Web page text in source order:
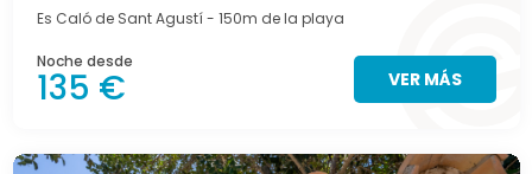
Es Caló de Sant Agustí- 150m de la playa
Noche desde
135 € VER MÁS